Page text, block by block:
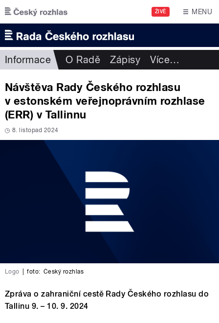
Přejít k hlavnímu obsahu
ŽIVĚ MENU
Informace O Radě Zápisy Více…
Návštěva Rady Českého rozhlasu
v estonském veřejnoprávním rozhlase
(ERR) v Tallinnu
8. listopad 2024
Logo foto: Český rozhlas
Zpráva o zahraniční cestě Rady Českého rozhlasu do
Tallinu 9. – 10. 9. 2024